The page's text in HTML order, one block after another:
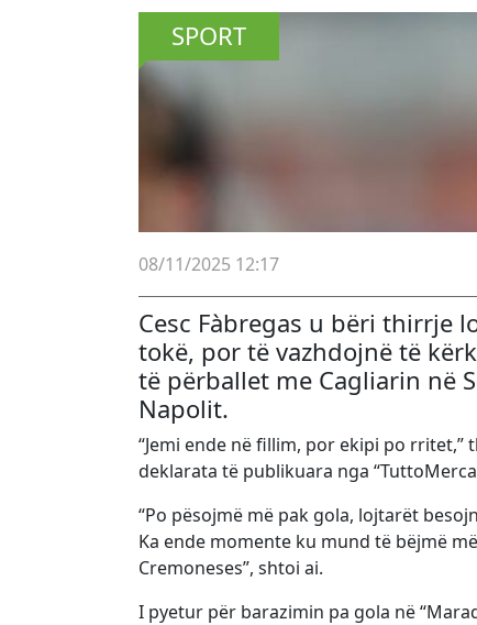
SPORT
08/11/2025 12:17
Cesc Fàbregas u bëri thirrje
tokë, por të vazhdojnë të
të përballet me Cagliarin në
Napolit.
“Jemi ende në fillim, por ekipi po
deklarata të publikuara nga
“Po pësojmë më pak gola, lojtarët
Ka ende momente ku mund të bëjmë
Cremoneses”, shtoi ai.
I pyetur për barazimin pa gola në